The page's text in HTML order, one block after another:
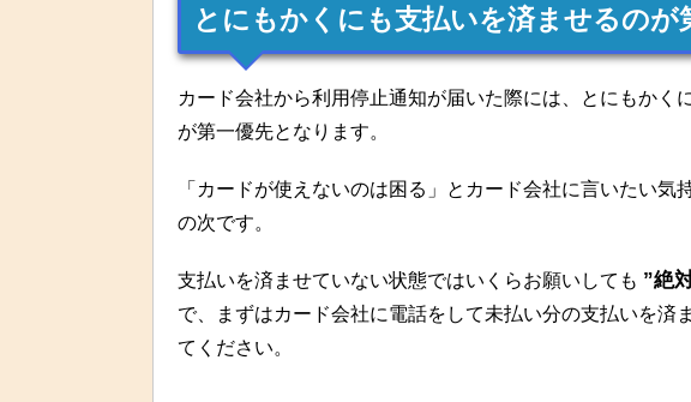
とにもかくにも支払いを済ませるのが
カード会社から利用停止通知が届いた際には、とにもかく
が第一優先となります。
「カードが使えないのは困る」とカード会社に言いたい気
の次です。
支払いを済ませていない状態ではいくらお願いしても ”絶
で、まずはカード会社に電話をして未払い分の支払いを済
てください。